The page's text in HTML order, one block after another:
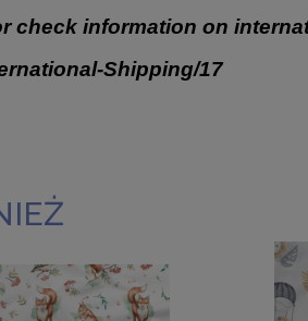
check information on
Shipping/17